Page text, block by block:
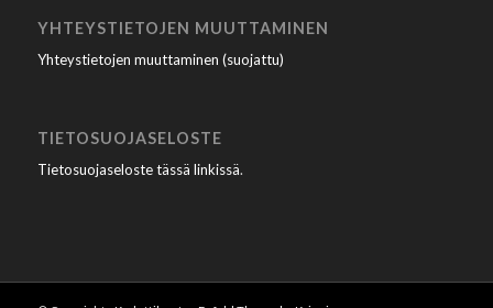
YHTEYSTIETOJEN MUUTTAMINEN
Yhteystietojen muuttaminen (suojattu)
TIETOSUOJASELOSTE
Tietosuojaseloste tässä linkissä.